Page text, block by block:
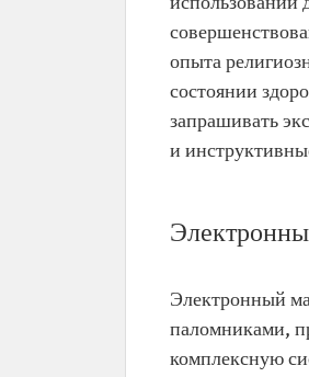
опыта
состоянии
запрашивать
и
Электронный
паломниками,
комплексную